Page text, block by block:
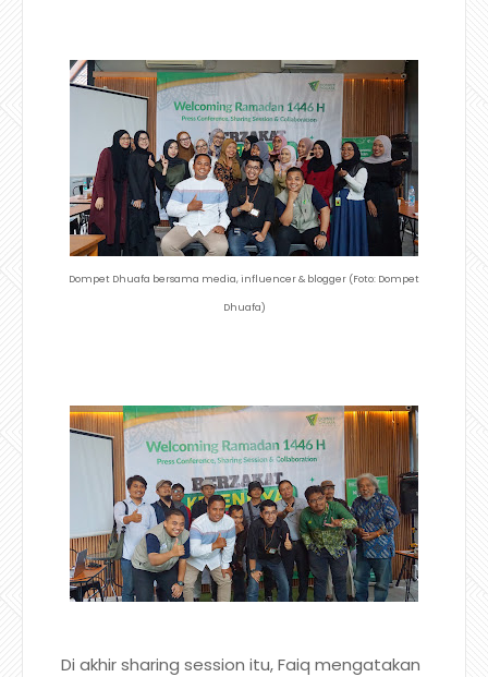
Dompet Dhuafa bersama media, influencer & blogger (Foto: Dompet
Dhuafa)
Di akhir sharing session itu, Faiq mengatakan